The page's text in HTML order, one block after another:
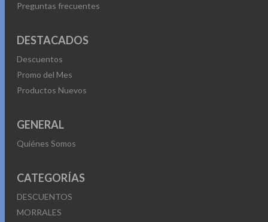
Preguntas frecuentes
DESTACADOS
Descuentos
Promo del Mes
Productos Nuevos
GENERAL
Quiénes Somos
CATEGORÍAS
DESCUENTOS
MORRALES